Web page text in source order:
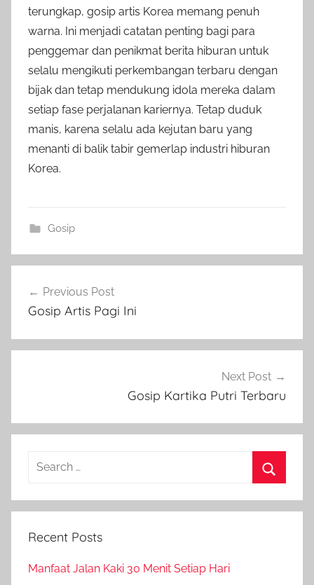
terungkap, gosip artis Korea memang penuh
warna. Ini menjadi catatan penting bagi para
penggemar dan penikmat berita hiburan untuk
selalu mengikuti perkembangan terbaru dengan
bijak dan tetap mendukung idola mereka dalam
setiap fase perjalanan kariernya. Tetap duduk
manis, karena selalu ada kejutan baru yang
menanti di balik tabir gemerlap industri hiburan
Korea.
Gosip
navigation
Previous Post
Gosip Artis Pagi Ini
Next Post
Gosip Kartika Putri Terbaru
Search
Recent Posts
Manfaat Jalan Kaki 30 Menit Setiap Hari